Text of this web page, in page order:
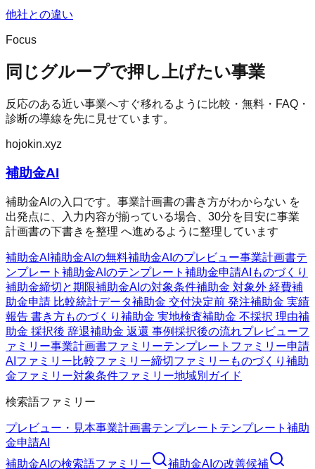
他社との違い
Focus
同じグループで押し上げたい事業
反応のある近い事業へすぐ移れるように比較・無料・FAQ・
診断の導線を先に見せています。
hojokin.xyz
補助金AI
補助金AIの入口です。事業計画書の書き方がわからない を
出発点に、入力内容が揃っている場合、30分を目安に事業
計画書の下書きを整理 へ進めるように整理しています
補助金AI 補助金AIの無料補助金AIのプレビュー事業計画書テ
ンプレート 補助金AIのテンプレート 補助金申請AI ものづくり
補助金締切と期限補助金AIの対象条件補助金 対象外 経費補
助金申請 比較統計データ補助金 交付決定前 発注補助金 実績
報告 書き方ものづくり補助金 実地検査補助金 不採択 理由補
助金 採択後 辞退補助金 返還 事例採択後の流れプレビューフ
ァミリー事業計画書ファミリーテンプレートファミリー申請
AIファミリー比較ファミリー締切ファミリー ものづくり補助
金ファミリー対象条件ファミリー地域別ガイド
検索語ファミリー
プレビュー・見本事業計画書テンプレート テンプレート 補助
金申請AI
補助金AI の検索語ファミリー 補助金AI の改善候補